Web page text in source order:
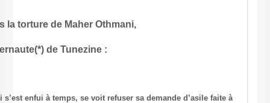
Mort sous la torture de Maher
Un copain à lui, Béchir Ferchichi, qui s’est enfui à temps, se voit